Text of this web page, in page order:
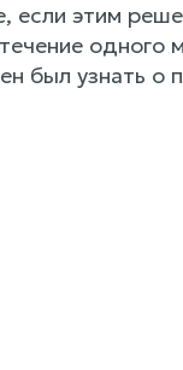
если этим
одного
был узнать о